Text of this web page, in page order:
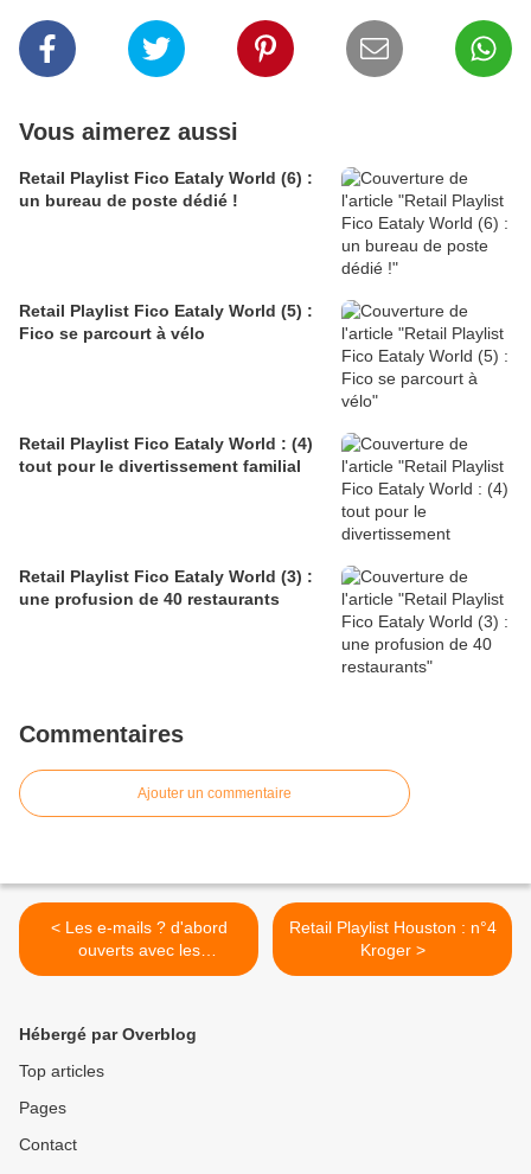
Vous aimerez aussi
Retail Playlist Fico Eataly World (6) :
un bureau de poste dédié !
Retail Playlist Fico Eataly World (5) :
Fico se parcourt à vélo
Retail Playlist Fico Eataly World : (4)
tout pour le divertissement familial
Retail Playlist Fico Eataly World (3) :
une profusion de 40 restaurants
Commentaires
Ajouter un commentaire
< Les e-mails ? d'abord
ouverts avec les
smartphones
Retail Playlist Houston : n°4
Kroger >
Hébergé par Overblog
Top articles
Pages
Contact